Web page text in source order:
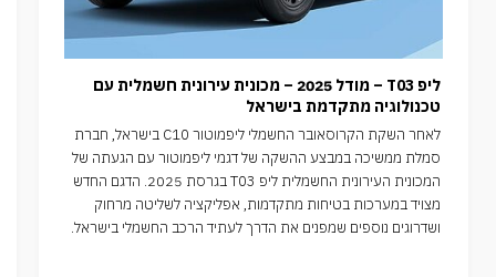
ליפ T03 – מודל 2025 – מכונית עירונית חשמלית עם
טכנולוגיה מתקדמת בישראל
לאחר השקת הקרוסאובר החשמלי ליפמוטור C10 בישראל, חברת
סמלת ממשיכה במבצע ההשקה של דגמי ליפמוטור עם הגעתה של
המכונית העירונית החשמלית ליפ T03 בגרסת 2025. הדגם החדש
מצויד במערכות בטיחות מתקדמות, אפליקציה לשליטה מרחוק
ושדרוגים נוספים שמפנים את הדרך לעתיד הרכב החשמלי בישראל.